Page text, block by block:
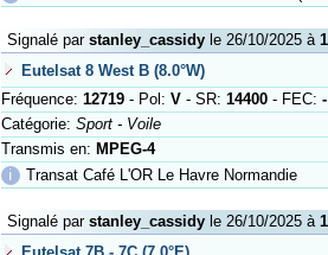
Signalé par stanley_cassidyle 26/10/2025 à
Eutelsat 8 West B (8.0°W)
Fréquence: 12719- Pol: V- SR: 14400- FEC: -
Catégorie: Sport - Voile
Transmis en: MPEG-4
ℹ
Transat Café L'OR Le Havre Normandie
Signalé par stanley_cassidyle 26/10/2025 à